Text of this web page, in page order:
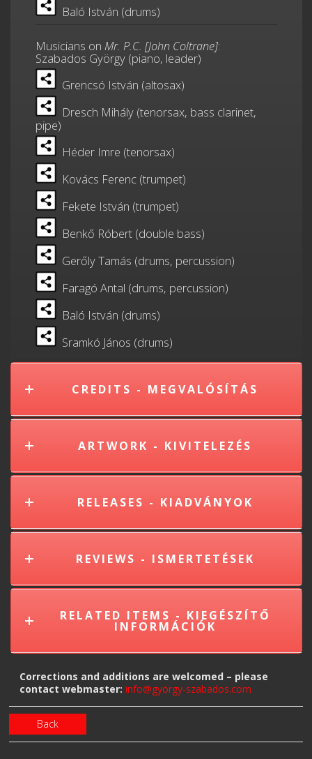
Baló István (drums)
Musicians on Mr. P.C. [John Coltrane]:
Szabados György (piano, leader)
Grencsó István (altosax)
Dresch Mihály (tenorsax, bass clarinet,
pipe)
Héder Imre (tenorsax)
Kovács Ferenc (trumpet)
Fekete István (trumpet)
Benkő Róbert (double bass)
Gerőly Tamás (drums, percussion)
Faragó Antal (drums, percussion)
Baló István (drums)
Sramkó János (drums)
CREDITS - MEGVALÓSÍTÁS
ARTWORK - KIVITELEZÉS
RELEASES - KIADVÁNYOK
REVIEWS - ISMERTETÉSEK
RELATED ITEMS - KIEGÉSZÍTŐ
INFORMÁCIÓK
Corrections and additions are welcomed – please
contact webmaster: info@györgy-szabados.com
Back